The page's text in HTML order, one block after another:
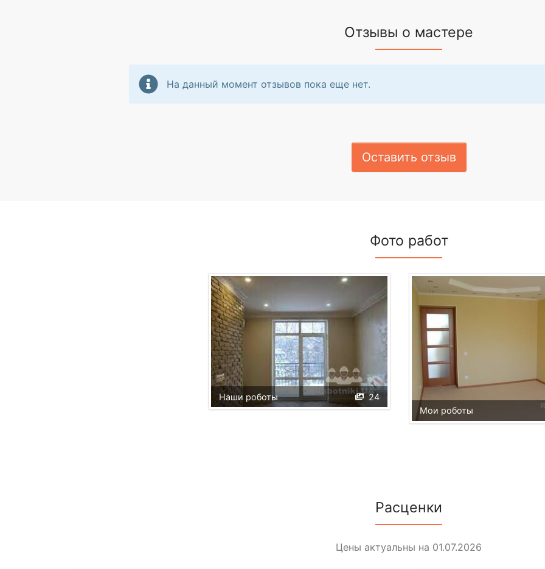
Отзывы о мастере
На данный момент отзывов пока еще нет.
Оставить отзыв
Фото работ
24
Наши роботы
Мои роботы
Расценки
Цены актуальны на 01.07.2026